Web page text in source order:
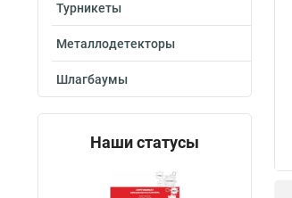
Турникеты
Металлодетекторы
Шлагбаумы
Наши статусы